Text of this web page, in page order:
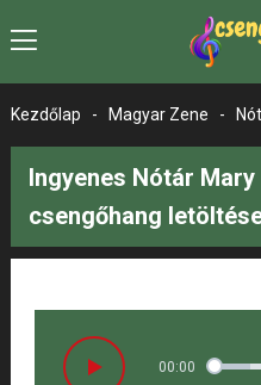
Kezdőlap - Magyar Zene -
Ingyenes Nótár
csengőhang
00:00